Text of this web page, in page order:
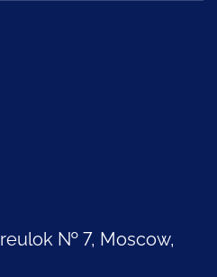
№ 7, Moscow,